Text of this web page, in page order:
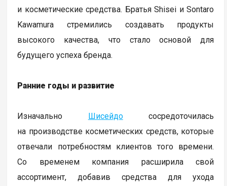
и косметические средства. Братья Shisei и Sontaro
Kawamura стремились создавать продукты
высокого качества, что стало основой для
будущего успеха бренда.
Ранние годы и развитие
Изначально Шисейдососредоточилась
на производстве косметических средств, которые
отвечали потребностям клиентов того времени.
Со временем компания расширила свой
ассортимент, добавив средства для ухода